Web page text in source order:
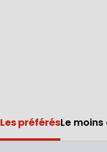
Les préférésLe